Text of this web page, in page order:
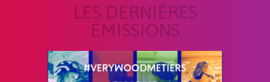
LES DERNIÈRES
ÉMISSIONS